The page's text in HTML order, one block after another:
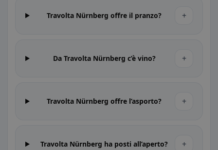
Travolta Nürnberg offre il pranzo? +
Da Travolta Nürnberg c’è vino? +
Travolta Nürnberg offre l’asporto? +
Travolta Nürnberg ha posti all’aperto? +